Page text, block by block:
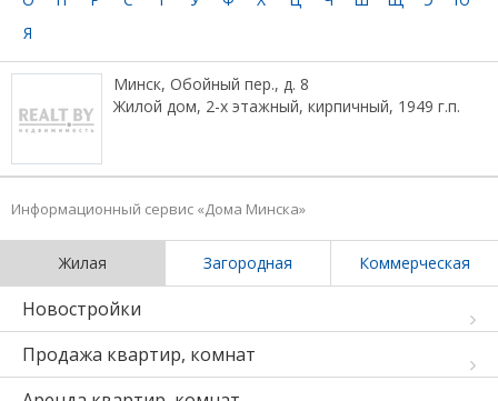
Я
Минск, Обойный пер., д. 8
Жилой дом, 2-х этажный, кирпичный, 1949 г.п.
Информационный сервис «Дома Минска»
Жилая Загородная Коммерческая
Новостройки
Продажа квартир, комнат